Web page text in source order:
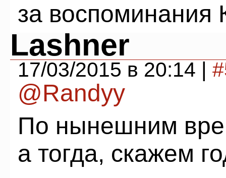
за воспоминания
Lashner
17/03/2015 в 20:14 |
@Randyy
По нынешним
а тогда, скажем